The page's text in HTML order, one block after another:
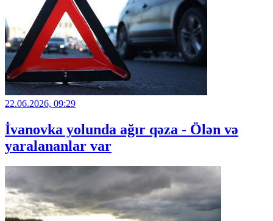
22.06.2026, 09:29
İvanovka yolunda ağır qəza - Ölən və
yaralananlar var